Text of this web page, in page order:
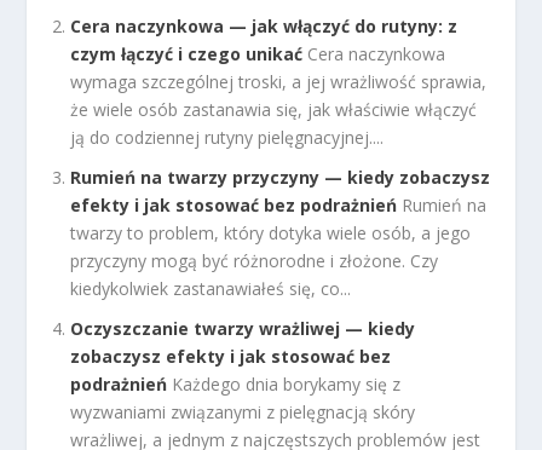
Cera naczynkowa — jak włączyć do rutyny: z
czym łączyć i czego unikać Cera naczynkowa
wymaga szczególnej troski, a jej wrażliwość sprawia,
że wiele osób zastanawia się, jak właściwie włączyć
ją do codziennej rutyny pielęgnacyjnej....
Rumień na twarzy przyczyny — kiedy zobaczysz
efekty i jak stosować bez podrażnień Rumień na
twarzy to problem, który dotyka wiele osób, a jego
przyczyny mogą być różnorodne i złożone. Czy
kiedykolwiek zastanawiałeś się, co...
Oczyszczanie twarzy wrażliwej — kiedy
zobaczysz efekty i jak stosować bez
podrażnień Każdego dnia borykamy się z
wyzwaniami związanymi z pielęgnacją skóry
wrażliwej, a jednym z najczęstszych problemów jest